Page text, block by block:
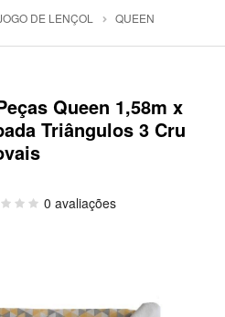
DE LENÇOL QUEEN
Queen 1,58m x
Triângulos 3 Cru
0 avaliações